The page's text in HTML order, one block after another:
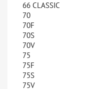
66 CLASSIC
70
70F
70S
70V
75
75F
75S
75V